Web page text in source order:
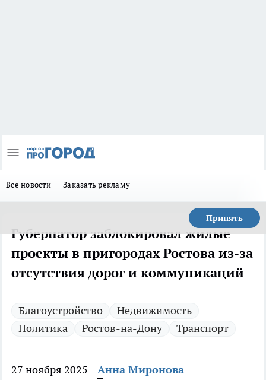
Все новости Заказать рекламу
Принять
Губернатор заблокировал жилые
проекты в пригородах Ростова из-за
отсутствия дорог и коммуникаций
Благоустройство
Недвижимость
Политика
Ростов-на-Дону Транспорт
27 ноября 2025
Анна Миронова